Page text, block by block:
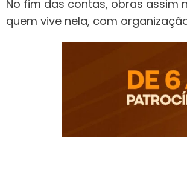
No fim das contas, obras
quem vive nela, com